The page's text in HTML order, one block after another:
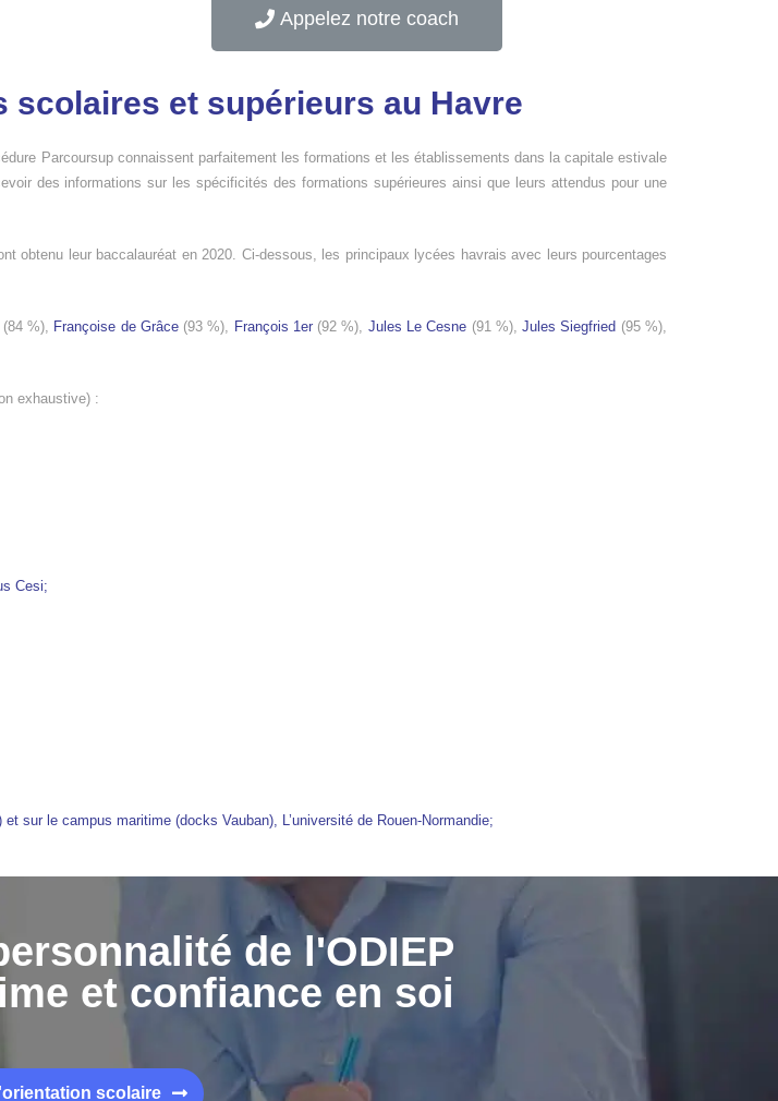
Appelez notre coach
scolaires et supérieurs au Havre
Parcoursup connaissent parfaitement les formations et les établissements dans la capitale estivale
des informations sur les spécificités des formations supérieures ainsi que leurs attendus pour une
obtenu leur baccalauréat en 2020. Ci-dessous, les principaux lycées havrais avec leurs pourcentages
(84 %), Françoise de Grâce (93 %), François 1er (92 %), Jules Le Cesne (91 %),Jules Siegfried (95 %),
exhaustive) :
Cesi;
et sur le campus maritime (docks Vauban), L’université de Rouen-Normandie;
de l'ODIEP
et confiance en soi
scolaire